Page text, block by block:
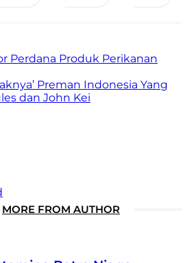
Perdana Produk Perikanan
Preman Indonesia Yang
dan John Kei
MORE FROM AUTHOR